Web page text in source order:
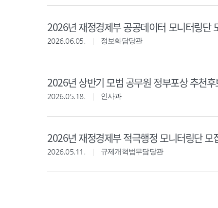
2026년 재정경제부 공공데이터 모니터링단
2026.06.05. 정보화담당관
2026년 상반기 모범 공무원 정부포상 추천
2026.05.18. 인사과
2026년 재정경제부 적극행정 모니터링단 모
2026.05.11. 규제개혁법무담당관